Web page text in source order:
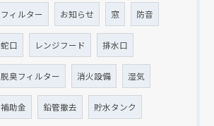
フィルター お知らせ 窓 防音
蛇口 レンジフード 排水口
脱臭フィルター 消火設備 湿気
補助金 鉛管撤去 貯水タンク